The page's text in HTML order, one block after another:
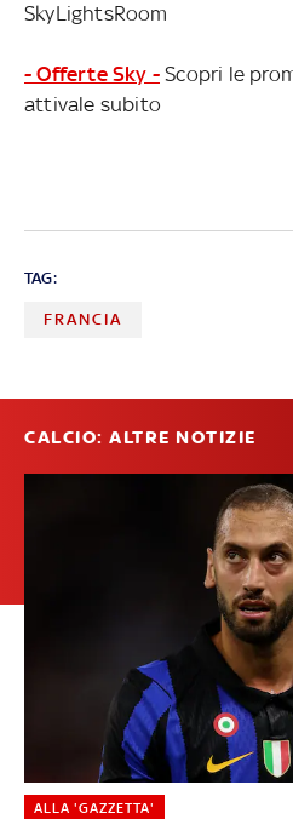
SkyLightsRoom
- Offerte Sky - Scopri le
attivale subito
TAG:
FRANCIA
CALCIO: ALTRE NOTIZIE
ALLA 'GAZZETTA'